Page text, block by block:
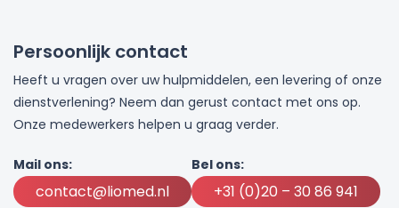
Persoonlijk contact
Heeft u vragen over uw hulpmiddelen, een levering of onze
dienstverlening? Neem dan gerust contact met ons op.
Onze medewerkers helpen u graag verder.
Mail ons:
contact@liomed.nl
Bel ons:
+31 (0)20 – 30 86 941